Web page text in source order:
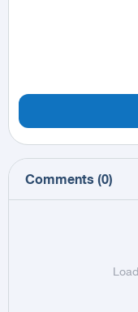
Comments (0)